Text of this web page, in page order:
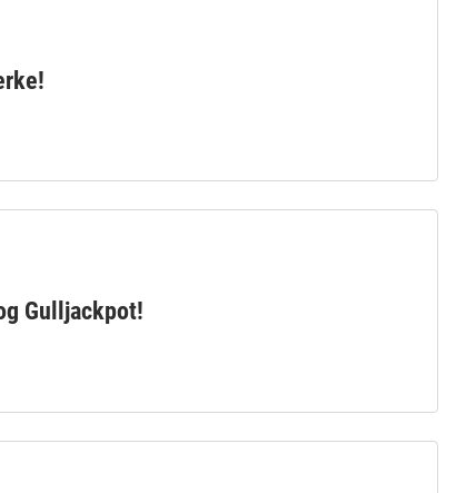
Gulljackpot!